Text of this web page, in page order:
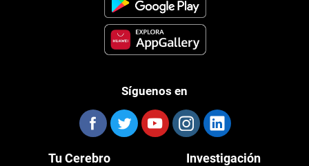
Síguenos en
Tu Cerebro Investigación